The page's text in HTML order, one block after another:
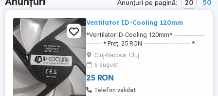
Anunțuri pe pagină: 20 50
Ventilator ID-Cooling 120mm
*Ventilator ID-Cooling 120mm* ----------------
-------- * Preț: 25 RON ------------------------ *
Brand: ID-Cooling * Model: ID12025M12S
* Tip: Ventilator carcasă * Dimensiune:
120 mm * Dimensiuni: 120 120 25 mm *
Conector: 4-pin PWM * Tensiune
alimentare: 12V * Curent: 0.18A - 0.25A *
Cluj-Napoca, Cluj
6 august
25 RON
Telefon validat